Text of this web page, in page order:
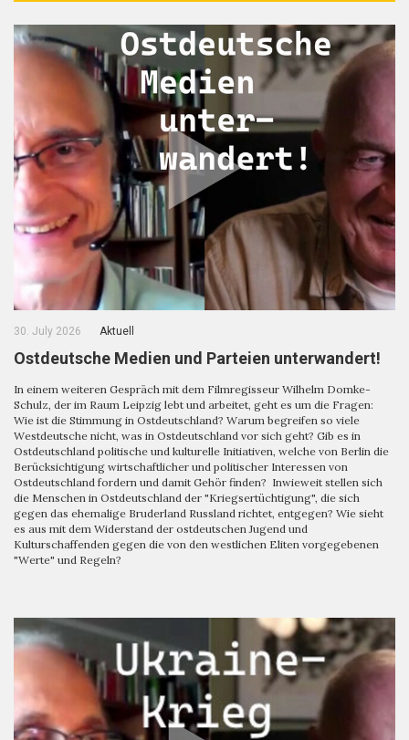
30. July 2026 Aktuell
Ostdeutsche Medien und Parteien unterwandert!
In einem weiteren Gespräch mit dem Filmregisseur Wilhelm Domke-
Schulz, der im Raum Leipzig lebt und arbeitet, geht es um die Fragen:
Wie ist die Stimmung in Ostdeutschland? Warum begreifen so viele
Westdeutsche nicht, was in Ostdeutschland vor sich geht? Gib es in
Ostdeutschland politische und kulturelle Initiativen, welche von Berlin die
Berücksichtigung wirtschaftlicher und politischer Interessen von
Ostdeutschland fordern und damit Gehör finden? Inwieweit stellen sich
die Menschen in Ostdeutschland der "Kriegsertüchtigung", die sich
gegen das ehemalige Bruderland Russland richtet, entgegen? Wie sieht
es aus mit dem Widerstand der ostdeutschen Jugend und
Kulturschaffenden gegen die von den westlichen Eliten vorgegebenen
"Werte" und Regeln?